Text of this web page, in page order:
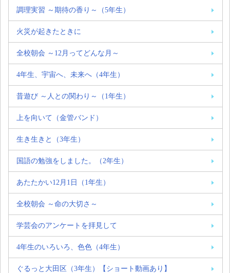
調理実習 ～期待の香り～（5年生）
火災が起きたときに
全校朝会 ～12月ってどんな月～
4年生、宇宙へ、未来へ（4年生）
昔遊び ～人との関わり～（1年生）
上を向いて（金管バンド）
生き生きと（3年生）
国語の勉強をしました。（2年生）
あたたかい12月1日（1年生）
全校朝会 ～命の大切さ～
学芸会のアンケートを拝見して
4年生のいろいろ、色色（4年生）
ぐるっと大田区（3年生）【ショート動画あり】